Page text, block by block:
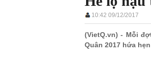
10:42 09/12/2017
(VietQ.vn) - Mỗi
Quân 2017 hứa